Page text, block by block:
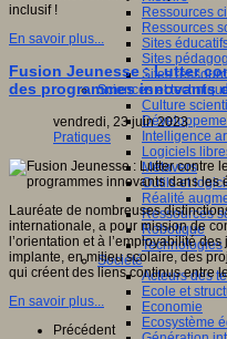
Ressources
Ressources
Sites
Sites
Sites
Sciences et
Culture
Intelligence
Logiciels
Métavers
Outils et
Réalité
Ressources
Robotique
Technologies
Société
Acteurs des
Ecole et
Economie
Ecosystème
inclusif !
En savoir plus...
Fusion Jeunesse : Lutter
des programmes innovants
vendredi, 23 juin 2023
Pratiques
Lauréate de nombreuses
internationale, a pour mission de
l’orientation et à l’employabilité
implante, en milieu scolaire, des
qui créent des liens continus entre
En savoir plus...
Précédent